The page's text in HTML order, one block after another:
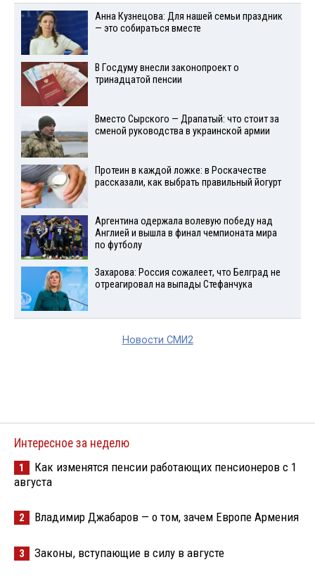
Анна Кузнецова: Для нашей семьи праздник
— это собираться вместе
В Госдуму внесли законопроект о
тринадцатой пенсии
Вместо Сырского — Драпатый: что стоит за
сменой руководства в украинской армии
Протеин в каждой ложке: в Роскачестве
рассказали, как выбрать правильный йогурт
Аргентина одержала волевую победу над
Англией и вышла в финал чемпионата мира
по футболу
Захарова: Россия сожалеет, что Белград не
отреагировал на выпады Стефанчука
Новости СМИ2
Интересное за неделю
1
Как изменятся пенсии работающих пенсионеров с 1
августа
2 Владимир Джабаров — о том, зачем Европе Армения
3 Законы, вступающие в силу в августе